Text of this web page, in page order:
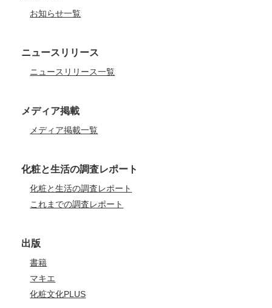
お知らせ一覧
ニュースリリース
ニュースリリース一覧
メディア掲載
メディア掲載一覧
化粧と生活の調査レポート
化粧と生活の調査レポート
これまでの調査レポート
出版
書籍
マキエ
化粧文化PLUS